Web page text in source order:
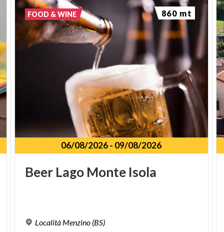
06/08/2026- 09/08/2026
Beer Lago Monte Isola
Località Menzino (BS)
FOOD & WINE 860 mt